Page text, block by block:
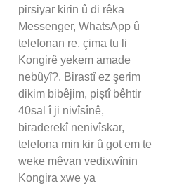
pirsiyar kirin û di rêka
Messenger, WhatsApp û
telefonan re, çima tu li
Kongirê yekem amade
nebûyî?. Birastî ez şerim
dikim bibêjim, piştî bêhtir
40sal î ji nivîsînê,
biraderekî nenivîskar,
telefona min kir û got em te
weke mêvan vedixwînin
Kongira xwe ya